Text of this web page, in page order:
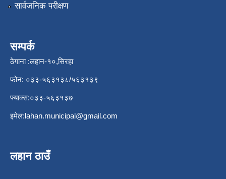
सार्वजनिक परीक्षण
सम्पर्क
ठेगाना :लहान-१०,सिरहा
फोन: ०३३-५६३१३८/५६३१३९
फ्याक्स:०३३-५६३१३७
इमेल:lahan.municipal@gmail.com
लहान ठाउँ